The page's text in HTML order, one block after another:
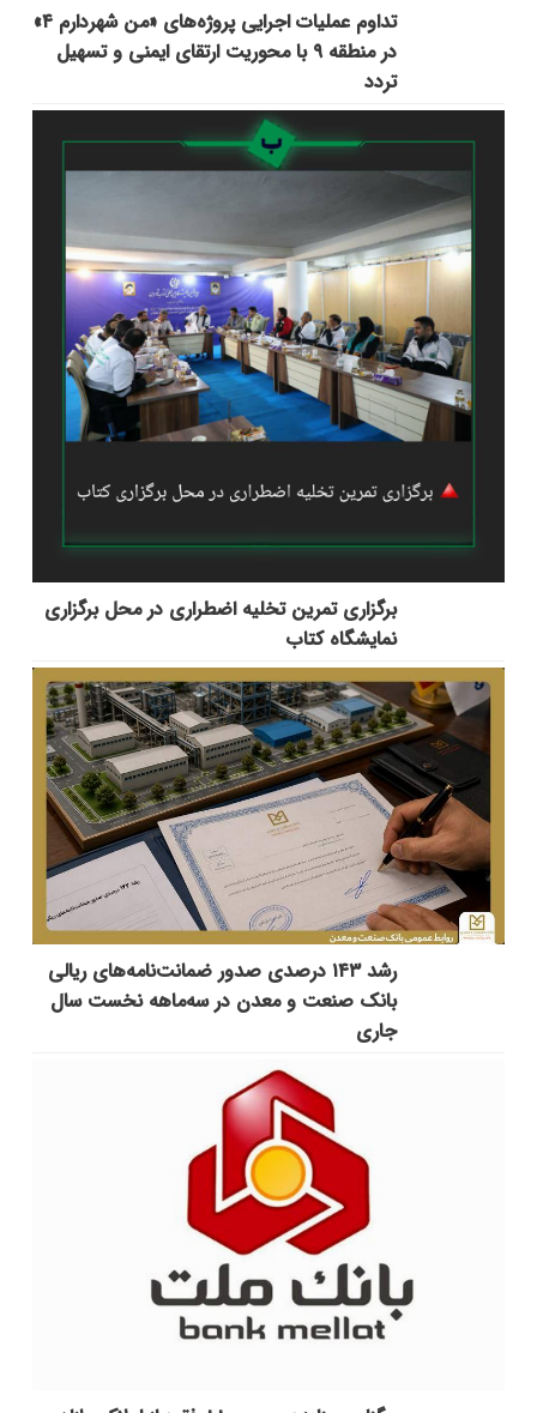
تداوم عملیات اجرایی پروژه‌های «من شهردارم ۴»
در منطقه ۹ با محوریت ارتقای ایمنی و تسهیل
تردد
برگزاری تمرین تخلیه اضطراری در محل برگزاری
نمایشگاه کتاب
رشد ۱۴۳ درصدی صدور ضمانت‌نامه‌های ریالی
بانک صنعت و معدن در سه‌ماهه نخست سال
جاری